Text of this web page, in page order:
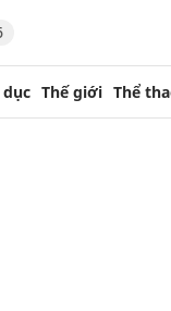
dục Thế giới Thể